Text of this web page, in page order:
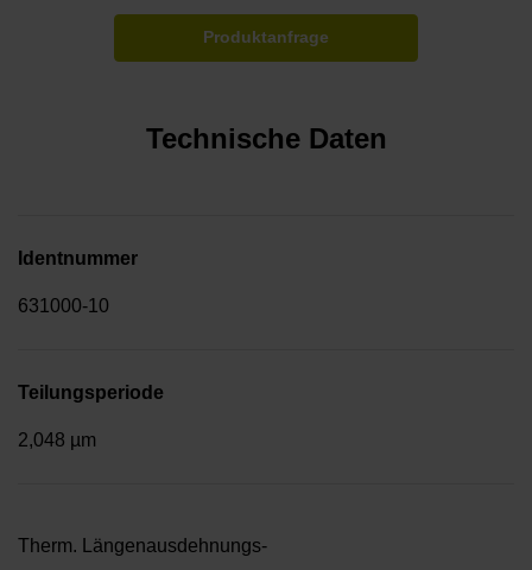
Produktanfrage
Technische Daten
Identnummer
631000-10
Teilungsperiode
2,048 µm
Therm. Längenausdehnungs-